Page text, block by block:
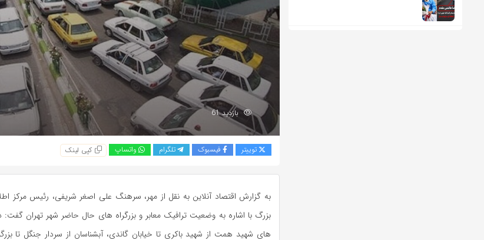
بازدید 61
توییتر فیسبوک تلگرام واتساپ کپی لینک
به گزارش اقتصاد آنلاین به نقل از مهر، سرهنگ علی اصغر شریفی، رئیس مرکز
بزرگ با اشاره به وضعیت ترافیک معابر و بزرگراه های حال حاضر شهر تهران
های شهید همت از شهید باکری تا خیابان گاندی، آبشناسان از سردار جنگل تا